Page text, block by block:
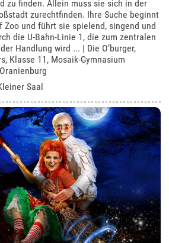
zu finden. Allein muss sie sich in der
zurechtfinden. Ihre Suche beginnt
Zoo und führt sie spielend, singend und
die U-Bahn-Linie 1, die zum zentralen
Handlung wird ... | Die O’burger,
Klasse 11, Mosaik-Gymnasium
Saal